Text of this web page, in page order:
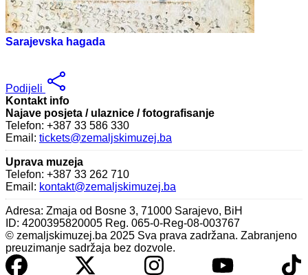
Sarajevska hagada
Podijeli
Kontakt info
Najave posjeta / ulaznice / fotografisanje
Telefon: +387 33 586 330
Email: tickets@zemaljskimuzej.ba
Uprava muzeja
Telefon: +387 33 262 710
Email: kontakt@zemaljskimuzej.ba
Adresa: Zmaja od Bosne 3, 71000 Sarajevo, BiH
ID: 4200395820005 Reg. 065-0-Reg-08-003767
© zemaljskimuzej.ba 2025 Sva prava zadržana. Zabranjeno
preuzimanje sadržaja bez dozvole.